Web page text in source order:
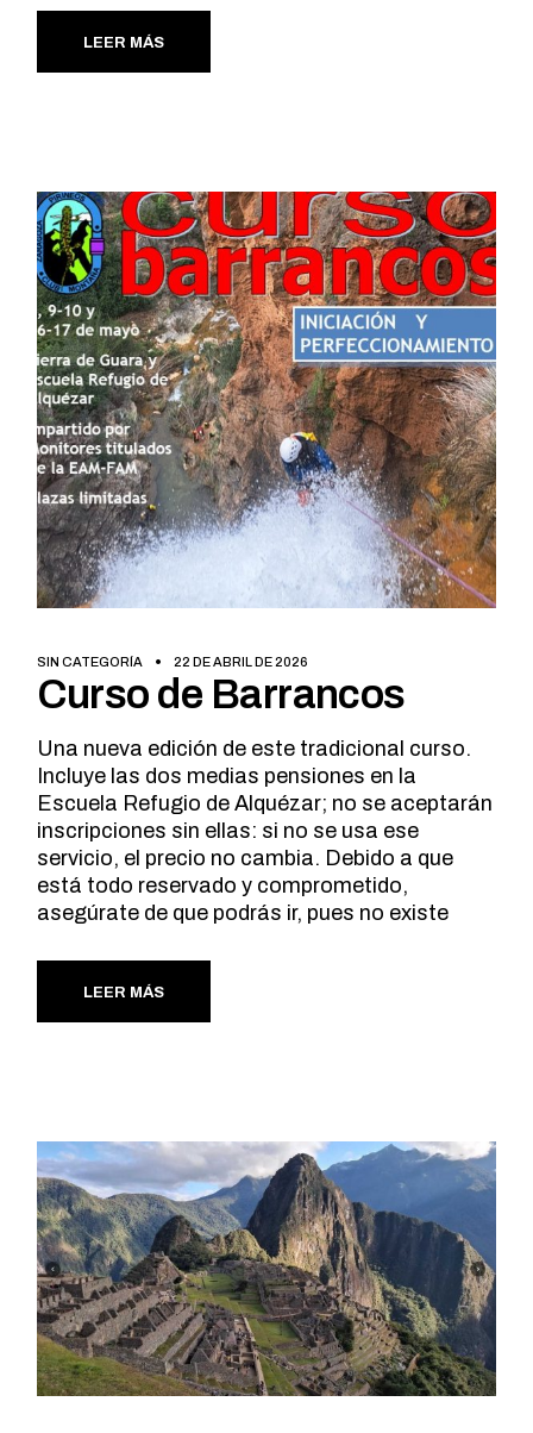
LEER MÁS
SIN CATEGORÍA 22 DE ABRIL DE 2026
Curso de Barrancos
Una nueva edición de este tradicional curso.
Incluye las dos medias pensiones en la
Escuela Refugio de Alquézar; no se aceptarán
inscripciones sin ellas: si no se usa ese
servicio, el precio no cambia. Debido a que
está todo reservado y comprometido,
asegúrate de que podrás ir, pues no existe
LEER MÁS